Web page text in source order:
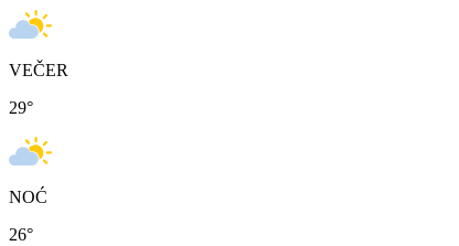
VEČER
29°
NOĆ
26°